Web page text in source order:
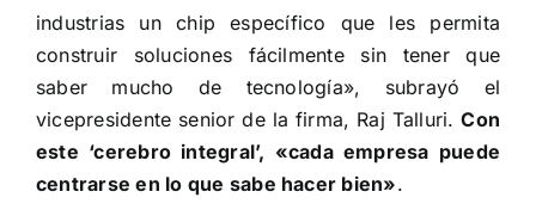
industrias un chip específico que les permita
construir soluciones fácilmente sin tener que
saber mucho de tecnología», subrayó el
vicepresidente senior de la firma, Raj Talluri.Con
este ‘cerebro integral’, «cada empresa puede
centrarse en lo que sabe hacer bien».